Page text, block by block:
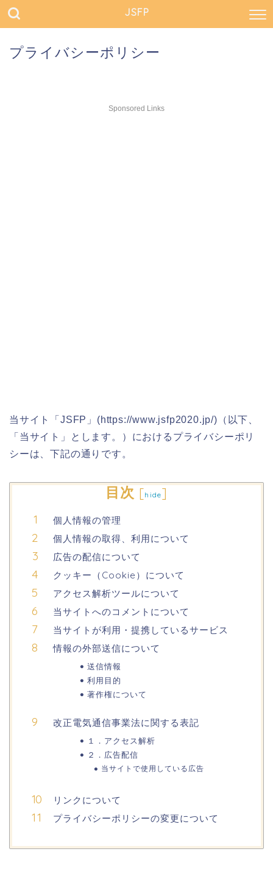
JSFP
プライバシーポリシー
Sponsored Links
当サイト「JSFP」(https://www.jsfp2020.jp/)（以下、
「当サイト」とします。）におけるプライバシーポリ
シーは、下記の通りです。
目次 [hide]
個人情報の管理
個人情報の取得、利用について
広告の配信について
クッキー（Cookie）について
アクセス解析ツールについて
当サイトへのコメントについて
当サイトが利用・提携しているサービス
情報の外部送信について
送信情報
利用目的
著作権について
改正電気通信事業法に関する表記
１．アクセス解析
２．広告配信
当サイトで使用している広告
リンクについて
プライバシーポリシーの変更について